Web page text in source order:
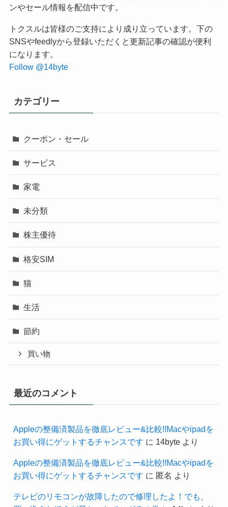
ンやセール情報を配信中です。
トクスルは皆様のご支持により成り立っています。下の
SNSやfeedlyから登録いただくと更新記事の確認が便利
になります。
Follow @14byte
カテゴリー
クーポン・セール
サービス
家電
未分類
株主優待
格安SIM
猫
生活
節約
買い物
最近のコメント
Appleの整備済製品を徹底レビュー&比較!!Macやipadを
お買い得にゲットするチャンスです に 14byteより
Appleの整備済製品を徹底レビュー&比較!!Macやipadを
お買い得にゲットするチャンスです に 匿名 より
テレビのリモコンが故障したので修理したよ！でも、